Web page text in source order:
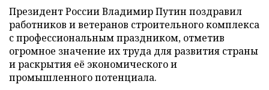
Президент России Владимир Путин поздравил
работников и ветеранов строительного комплекса
с профессиональным праздником, отметив
огромное значение их труда для развития страны
и раскрытия её экономического и
промышленного потенциала.